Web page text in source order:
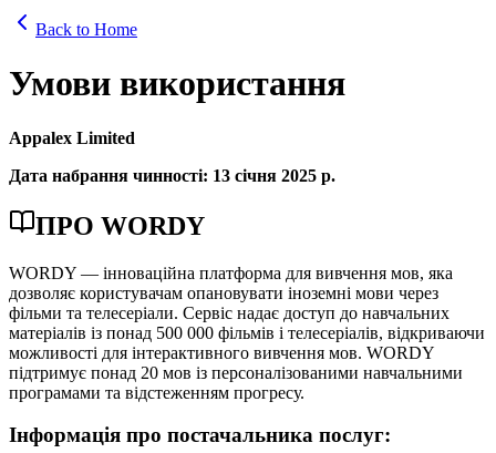
Back to Home
Умови використання
Appalex Limited
Дата набрання чинності: 13 січня 2025 р.
ПРО WORDY
WORDY — інноваційна платформа для вивчення мов, яка
дозволяє користувачам опановувати іноземні мови через
фільми та телесеріали. Сервіс надає доступ до навчальних
матеріалів із понад 500 000 фільмів і телесеріалів, відкриваючи
можливості для інтерактивного вивчення мов. WORDY
підтримує понад 20 мов із персоналізованими навчальними
програмами та відстеженням прогресу.
Інформація про постачальника послуг: